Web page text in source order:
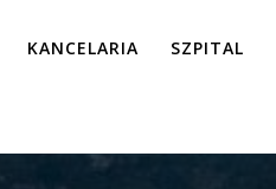
KANCELARIA SZPITAL